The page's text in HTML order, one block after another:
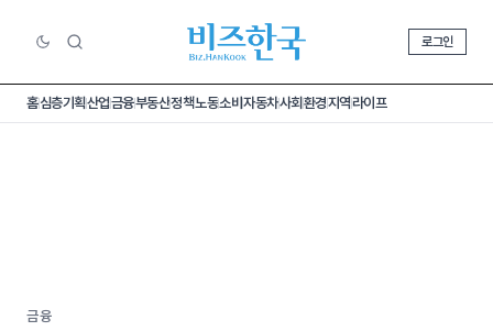
로그인
홈심층기획산업금융부동산정책노동소비 자동차사회환경지역라이프
금융